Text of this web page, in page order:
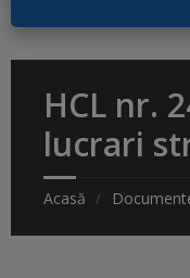
HCL nr.
lucrari
Acasă